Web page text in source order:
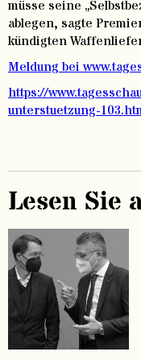
müsse seine
ablegen, sagte
kündigten
Meldung bei
https://
unterstuetzung-
Lesen Sie